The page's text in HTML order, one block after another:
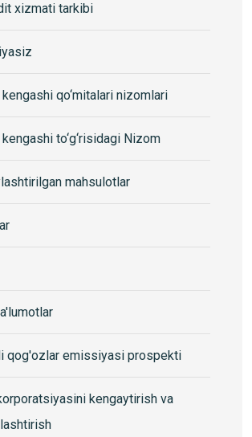
xizmati tarkibi
kengashi qo‘mitalari nizomlari
kengashi to‘g‘risidagi Nizom
mahsulotlar
qog'ozlar emissiyasi prospekti
kengaytirish va